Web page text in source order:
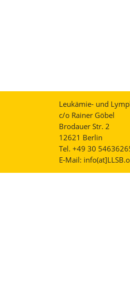
Leukämie- und
c/o Rainer Göbel
Brodauer Str. 2
12621 Berlin
Tel. +49 30
E-Mail: